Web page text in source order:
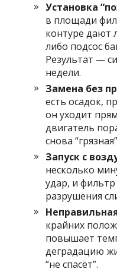
Установка
в площади
контуре дают
либо подсос
Результат —
недели.
Замена без
есть осадок,
он уходит
двигатель
снова
Запуск с
несколько
удар, и
разрушения
крайних
повышает
деградацию
“не спасёт”.